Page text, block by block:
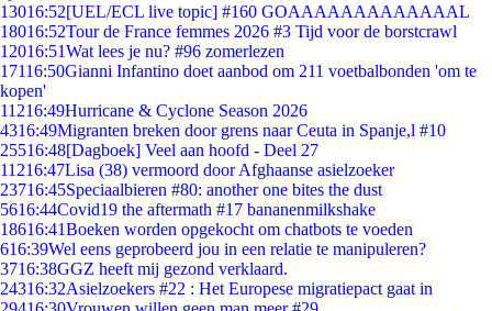
13016:52[UEL/ECL live topic] #160 GOAAAAAAAAAAAAAL
18016:52Tour de France femmes 2026 #3 Tijd voor de borstcrawl
12016:51Wat lees je nu? #96 zomerlezen
17116:50Gianni Infantino doet aanbod om 211 voetbalbonden 'om te
kopen'
11216:49Hurricane & Cyclone Season 2026
4316:49Migranten breken door grens naar Ceuta in Spanje,l #10
25516:48[Dagboek] Veel aan hoofd - Deel 27
11216:47Lisa (38) vermoord door Afghaanse asielzoeker
23716:45Speciaalbieren #80: another one bites the dust
5616:44Covid19 the aftermath #17 bananenmilkshake
18616:41Boeken worden opgekocht om chatbots te voeden
616:39Wel eens geprobeerd jou in een relatie te manipuleren?
3716:38GGZ heeft mij gezond verklaard.
24316:32Asielzoekers #22 : Het Europese migratiepact gaat in